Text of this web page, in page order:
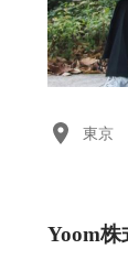
東京
Yoom株